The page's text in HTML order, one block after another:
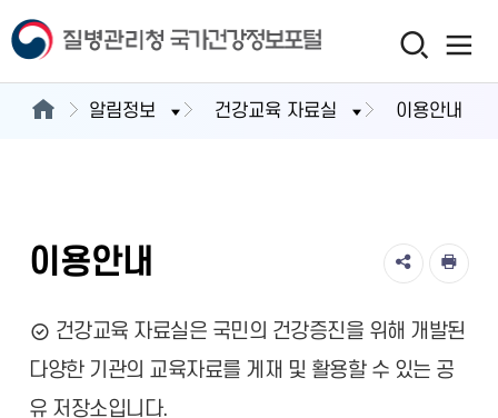
알림정보 건강교육 자료실 이용안내
이용안내
건강교육 자료실은 국민의 건강증진을 위해 개발된
다양한 기관의 교육자료를 게재 및 활용할 수 있는 공
유 저장소입니다.